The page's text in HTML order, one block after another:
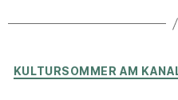
KULTURSOMMER AM